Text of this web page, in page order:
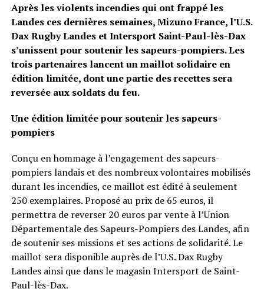
Après les violents incendies qui ont frappé les
Landes ces dernières semaines, Mizuno France, l’U.S.
Dax Rugby Landes et Intersport Saint-Paul-lès-Dax
s’unissent pour soutenir les sapeurs-pompiers. Les
trois partenaires lancent un maillot solidaire en
édition limitée, dont une partie des recettes sera
reversée aux soldats du feu.
Une édition limitée pour soutenir les sapeurs-
pompiers
Conçu en hommage à l’engagement des sapeurs-
pompiers landais et des nombreux volontaires mobilisés
durant les incendies, ce maillot est édité à seulement
250 exemplaires. Proposé au prix de 65 euros, il
permettra de reverser 20 euros par vente à l’Union
Départementale des Sapeurs-Pompiers des Landes, afin
de soutenir ses missions et ses actions de solidarité. Le
maillot sera disponible auprès de l’U.S. Dax Rugby
Landes ainsi que dans le magasin Intersport de Saint-
Paul-lès-Dax.